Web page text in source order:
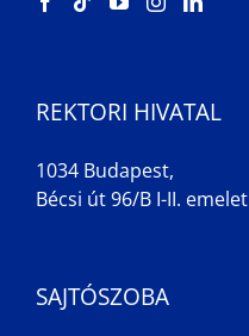
REKTORI HIVATAL
1034 Budapest,
Bécsi út 96/B I-II. emelet
SAJTÓSZOBA